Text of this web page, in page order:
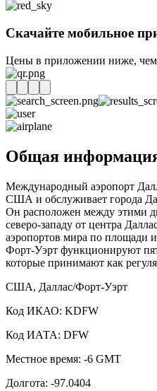
Скачайте мобильное
Цены в приложении ниже, чем
Общая информация
Международный аэропорт
США и обслуживает города
Он расположен между этими
северо-западу от центра
аэропортов мира по площади
Форт-Уэрт функционируют
которые принимают как
США, Даллас/Форт-Уэрт
Код ИКАО: KDFW
Код ИАТА: DFW
Местное время: -6 GMT
Долгота: -97.0404